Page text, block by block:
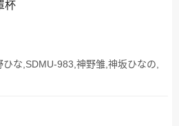
杯
な,SDMU-983,神野雏,神坂ひなの,